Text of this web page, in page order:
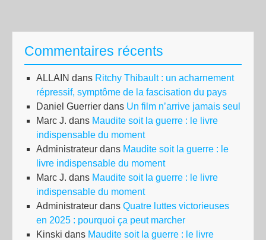
Commentaires récents
ALLAIN dans Ritchy Thibault : un acharnement
répressif, symptôme de la fascisation du pays
Daniel Guerrier dans Un film n’arrive jamais seul
Marc J. dans Maudite soit la guerre : le livre
indispensable du moment
Administrateur dans Maudite soit la guerre : le
livre indispensable du moment
Marc J. dans Maudite soit la guerre : le livre
indispensable du moment
Administrateur dans Quatre luttes victorieuses
en 2025 : pourquoi ça peut marcher
Kinski dans Maudite soit la guerre : le livre